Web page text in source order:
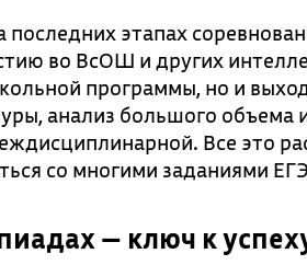
этапах
во ВсОШ и других
программы, но и
анализ большого
Все это
со многими заданиями
— ключ к